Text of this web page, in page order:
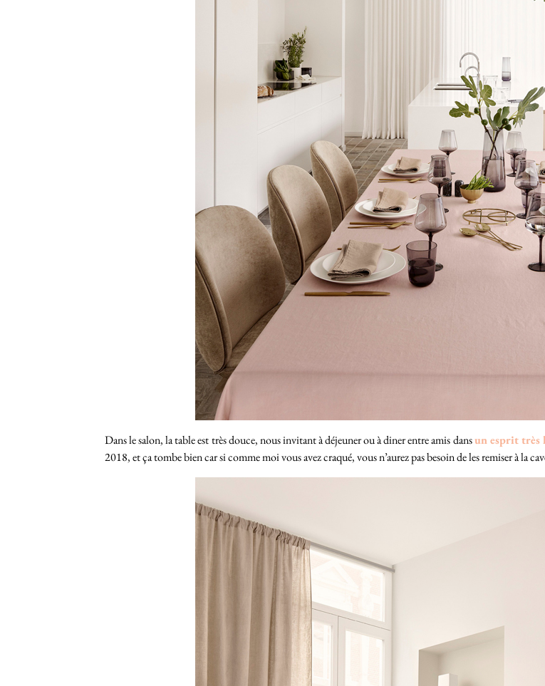
Dans le salon, la table est très douce, nous invitant à déjeuner ou à diner entre amis dansun esprit très
2018, et ça tombe bien car si comme moi vous avez craqué, vous n’aurez pas besoin de les remiser à la